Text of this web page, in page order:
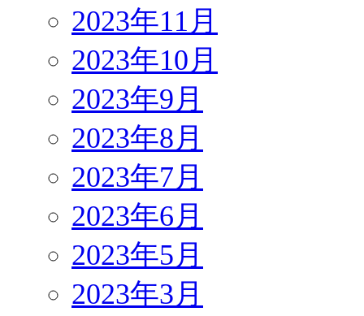
2023年11月
2023年10月
2023年9月
2023年8月
2023年7月
2023年6月
2023年5月
2023年3月